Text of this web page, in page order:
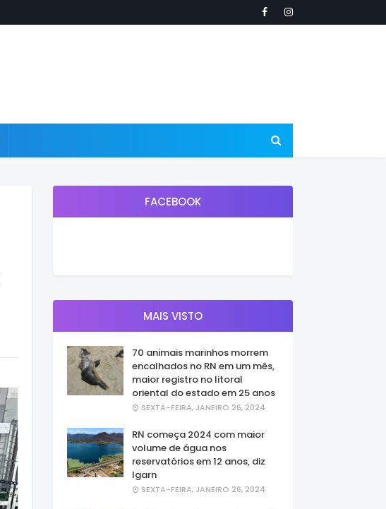
FACEBOOK
MAIS VISTO
70 animais marinhos morrem
encalhados no RN em um mês,
maior registro no litoral
oriental do estado em 25 anos
SEXTA-FEIRA, JANEIRO 26, 2024
RN começa 2024 com maior
volume de água nos
reservatórios em 12 anos, diz
Igarn
SEXTA-FEIRA, JANEIRO 26, 2024